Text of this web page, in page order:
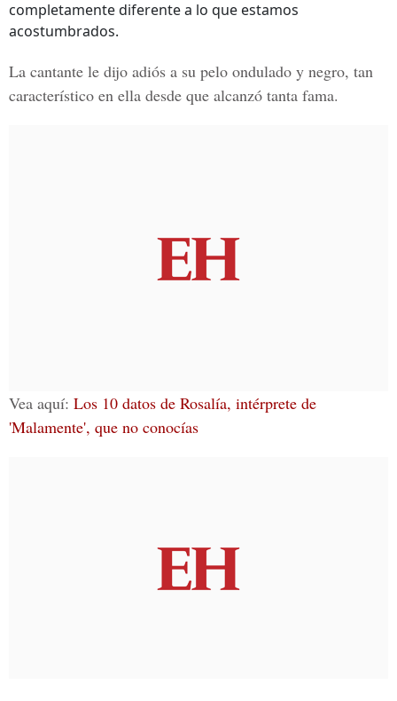
completamente diferente a lo que estamos
acostumbrados.
La cantante le dijo adiós a su pelo ondulado y negro, tan
característico en ella desde que alcanzó tanta fama.
Vea aquí: Los 10 datos de Rosalía, intérprete de
'Malamente', que no conocías